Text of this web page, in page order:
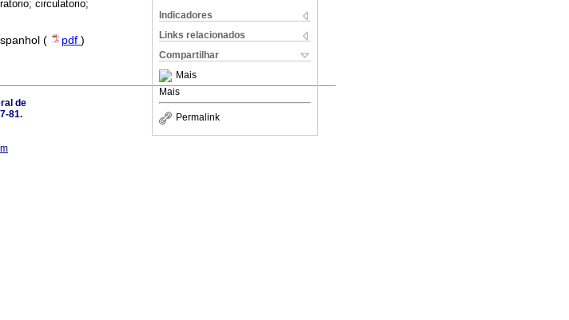
Indicadores
Links relacionados
Compartilhar
Mais
Mais
Permalink
circulatorio;
( pdf )
de
81.